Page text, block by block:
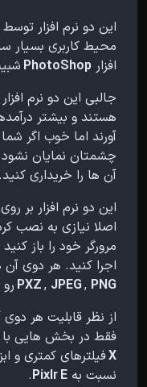
این دو نرم افزار
محیط کاربری بسیار
افزار PhotoShop
جالبی این دو نرم
هستند و بیشتر
آورند اما خوب اگر
چشمتان نمایان
آن ها را خریداری کنید.
این دو نرم افزار بر
اصلا نیازی به نصب
مرورگر خود را باز
اجرا کنید. هر دوی
PXZ, JPEG, PNG
از نظر قابلیت هر دوی
فقط در بخش هایی با
X
نسبت به Pixlr E
.